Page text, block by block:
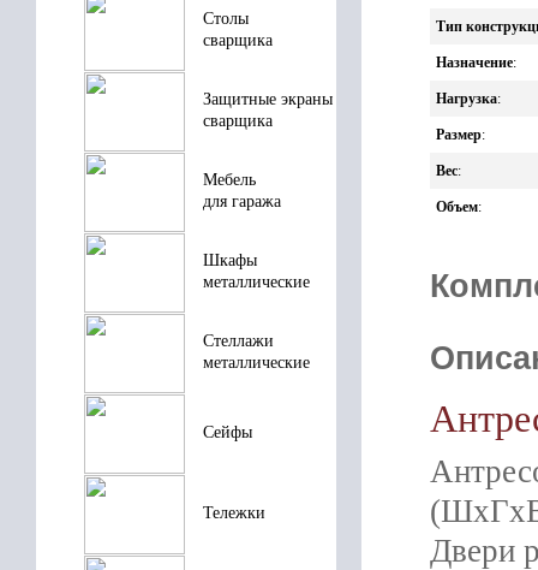
Столы
сварщика
Защитные экраны
сварщика
Мебель
для гаража
Шкафы
металлические
Стеллажи
металлические
Сейфы
Тележки
Тип
Назначение:
Нагрузка:
Размер:
Вес:
Объем:
Двери